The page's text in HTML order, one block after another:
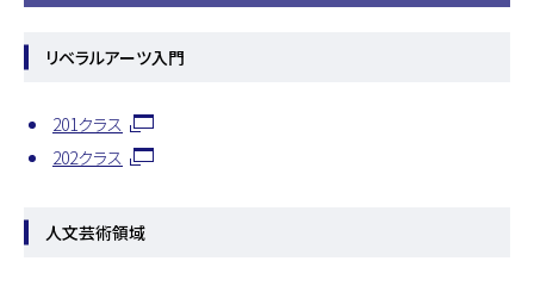
リベラルアーツ入門
201クラス
202クラス
人文芸術領域